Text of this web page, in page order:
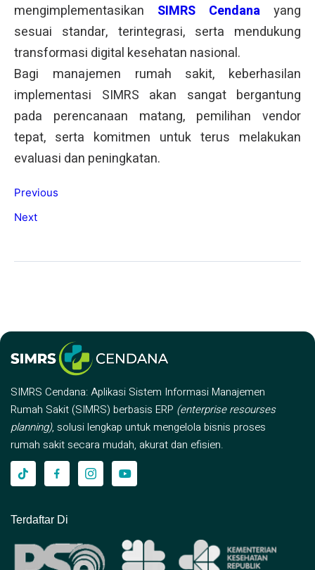
mengimplementasikan SIMRS Cendana yang
sesuai standar, terintegrasi, serta mendukung
transformasi digital kesehatan nasional.
Bagi manajemen rumah sakit, keberhasilan
implementasi SIMRS akan sangat bergantung
pada perencanaan matang, pemilihan vendor
tepat, serta komitmen untuk terus melakukan
evaluasi dan peningkatan.
Previous
Next
SIMRS Cendana: Aplikasi Sistem Informasi Manajemen
Rumah Sakit (SIMRS) berbasis ERP (enterprise resourses
planning), solusi lengkap untuk mengelola bisnis proses
rumah sakit secara mudah, akurat dan efisien.
Terdaftar Di